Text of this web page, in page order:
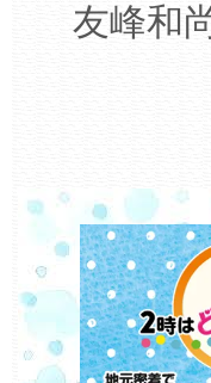
友峰和